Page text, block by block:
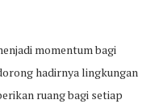
momentum bagi
hadirnya lingkungan
ruang bagi setiap